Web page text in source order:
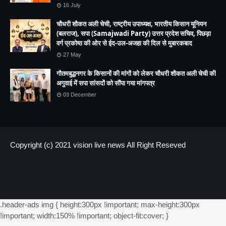
16 July
चौधरी शौकत अली चेची, राष्ट्रीय उपाध्यक्ष, भारतीय किसान यूनियन
(बलराज), सपा (Samajwadi Party) उत्तर प्रदेश सचिव, पिछड़ा
वर्ग प्रकोष्ठ की ओर से ईद-उल-अजहा की दिल से मुबारकबाद
27 May
गौतमबुद्धनगर के किसानों की मांगों को लेकर चौधरी शौकत अली चेची की
अगुवाई में सपा सांसदों को सौंपा गया मांगपत्र
03 December
Copyright (c) 2021 vision live news All Right Reseved
.header-ads img { height:300px !important; max-height:300px
!important; width:150% !important; object-fit:cover; }